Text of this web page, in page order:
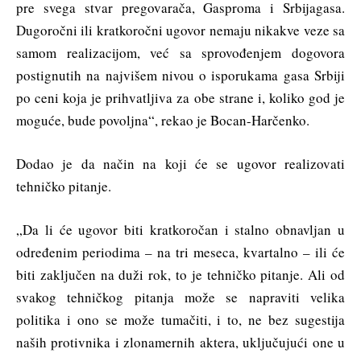
pre svega stvar pregovarača, Gasproma i Srbijagasa.
Dugoročni ili kratkoročni ugovor nemaju nikakve veze sa
samom realizacijom, već sa sprovođenjem dogovora
postignutih na najvišem nivou o isporukama gasa Srbiji
po ceni koja je prihvatljiva za obe strane i, koliko god je
moguće, bude povoljna“, rekao je Bocan-Harčenko.
Dodao je da način na koji će se ugovor realizovati
tehničko pitanje.
„Da li će ugovor biti kratkoročan i stalno obnavljan u
određenim periodima – na tri meseca, kvartalno – ili će
biti zaključen na duži rok, to je tehničko pitanje. Ali od
svakog tehničkog pitanja može se napraviti velika
politika i ono se može tumačiti, i to, ne bez sugestija
naših protivnika i zlonamernih aktera, uključujući one u